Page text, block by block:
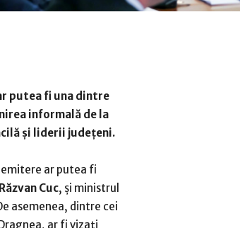
putea fi una dintre
informală de la
şi liderii judeţeni.
ar putea fi
Răzvan Cuc, şi ministrul
asemenea, dintre cei
ar fi vizaţi